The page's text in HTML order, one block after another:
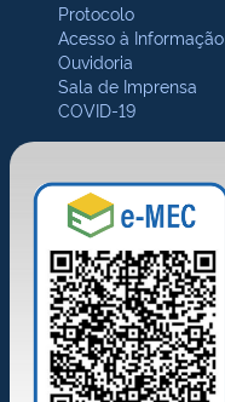
Protocolo
Acesso à Informação
Ouvidoria
Sala de Imprensa
COVID-19